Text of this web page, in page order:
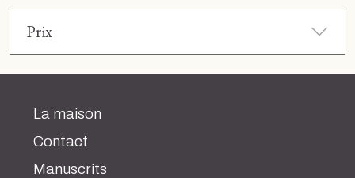
Prix
La maison
Contact
Manuscrits